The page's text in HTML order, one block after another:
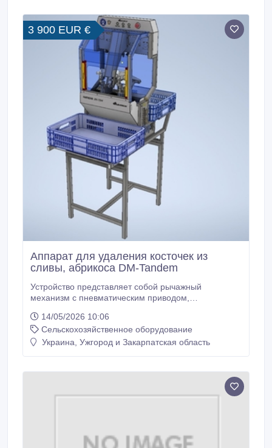
3 900 EUR €
Аппарат для удаления косточек из
сливы, абрикоса DM-Tandem
Устройство представляет собой рычажный
механизм с пневматическим приводом,
косточковых плодов круглой или эллиптической
формы с ручным размещением сырья в ячейках (по
2 штуки). Запуск пневмопривода рычага происходит
14/05/2026 10:06
Сельскохозяйственное оборудование
Украина, Ужгород и Закарпатская область